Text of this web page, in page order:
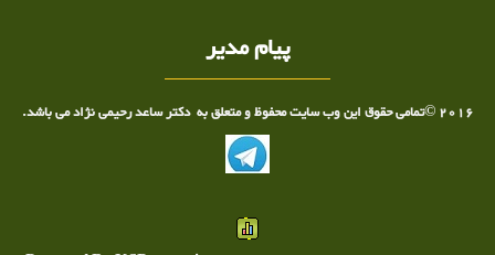
پیام مدیر
2016 ©تمامی حقوق این وب سایت محفوظ و متعلق به دکتر ساعد رحیمی نژاد می باشد.